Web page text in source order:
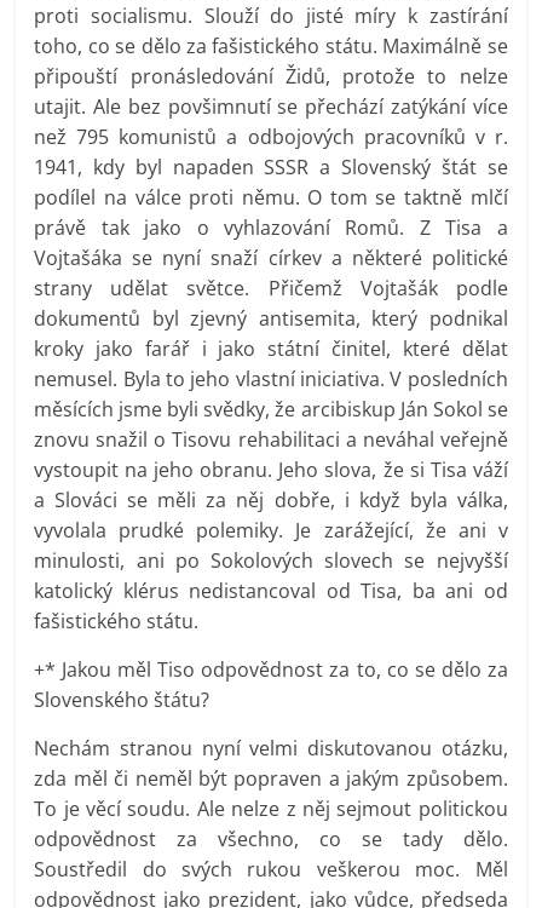
proti socialismu. Slouží do jisté míry k zastírání
toho, co se dělo za fašistického státu. Maximálně se
připouští pronásledování Židů, protože to nelze
utajit. Ale bez povšimnutí se přechází zatýkání více
než 795 komunistů a odbojových pracovníků v r.
1941, kdy byl napaden SSSR a Slovenský štát se
podílel na válce proti němu. O tom se taktně mlčí
právě tak jako o vyhlazování Romů. Z Tisa a
Vojtašáka se nyní snaží církev a některé politické
strany udělat světce. Přičemž Vojtašák podle
dokumentů byl zjevný antisemita, který podnikal
kroky jako farář i jako státní činitel, které dělat
nemusel. Byla to jeho vlastní iniciativa. V posledních
měsících jsme byli svědky, že arcibiskup Ján Sokol se
znovu snažil o Tisovu rehabilitaci a neváhal veřejně
vystoupit na jeho obranu. Jeho slova, že si Tisa váží
a Slováci se měli za něj dobře, i když byla válka,
vyvolala prudké polemiky. Je zarážející, že ani v
minulosti, ani po Sokolových slovech se nejvyšší
katolický klérus nedistancoval od Tisa, ba ani od
fašistického státu.
+* Jakou měl Tiso odpovědnost za to, co se dělo za
Slovenského štátu?
Nechám stranou nyní velmi diskutovanou otázku,
zda měl či neměl být popraven a jakým způsobem.
To je věcí soudu. Ale nelze z něj sejmout politickou
odpovědnost za všechno, co se tady dělo.
Soustředil do svých rukou veškerou moc. Měl
odpovědnost jako prezident, jako vůdce, předseda